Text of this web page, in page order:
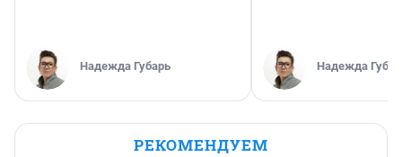
Надежда Губарь Надежда
РЕКОМЕНДУЕМ